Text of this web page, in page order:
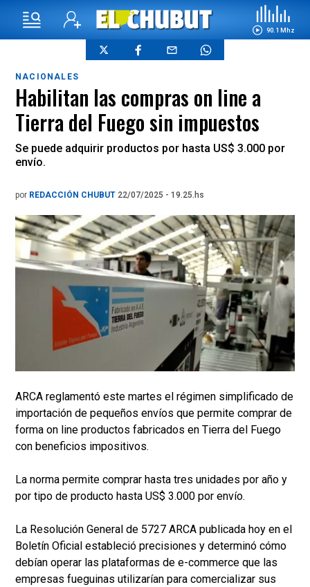
90.1 Mhz
NACIONALES
Habilitan las compras on line a
Tierra del Fuego sin impuestos
Se puede adquirir productos por hasta US$ 3.000 por
envío.
por REDACCIÓN CHUBUT 22/07/2025 - 19.25.hs
ARCA reglamentó este martes el régimen simplificado de
importación de pequeños envíos que permite comprar de
forma on line productos fabricados en Tierra del Fuego
con beneficios impositivos.
La norma permite comprar hasta tres unidades por año y
por tipo de producto hasta US$ 3.000 por envío.
La Resolución General de 5727 ARCA publicada hoy en el
Boletín Oficial estableció precisiones y determinó cómo
debían operar las plataformas de e-commerce que las
empresas fueguinas utilizarían para comercializar sus